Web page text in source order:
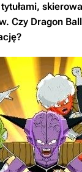
Czy Dragon